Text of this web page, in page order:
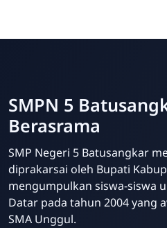
SMPN 5
Berasrama
SMP Negeri 5 Batusangkar
diprakarsai oleh Bupati
mengumpulkan siswa-siswa
Datar pada tahun 2004 yang
SMA Unggul.